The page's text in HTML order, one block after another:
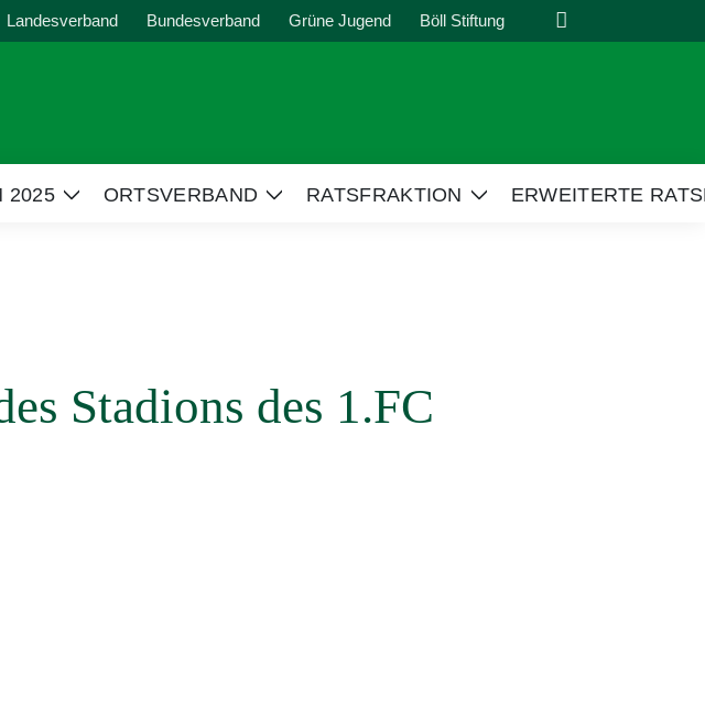
Landesverband Bundesverband Grüne Jugend Böll Stiftung Suche
2025
Zeige
ORTSVERBAND
Zeige
RATSFRAKTION
Zeige
ERWEITERTE
Stadions des 1.FC